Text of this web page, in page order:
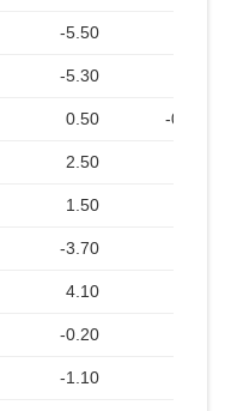
-5.50
-5.30
0.50 -0.10
2.50
1.50
-3.70
4.10
-0.20
-1.10